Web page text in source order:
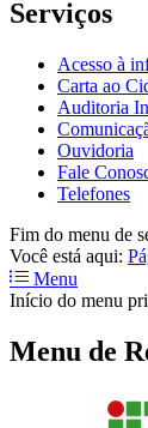
Serviços
Acesso à
Carta ao
Auditoria
Ouvidoria
Fale
Telefones
Fim do menu de
Você está aqui:
Menu
Início do menu
Menu de